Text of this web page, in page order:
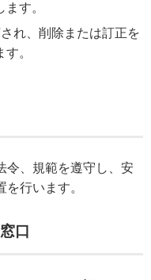
す。
れ、削除または訂正を
。
令、規範を遵守し、安
行います。
口